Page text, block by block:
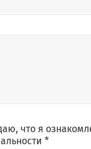
что я
*